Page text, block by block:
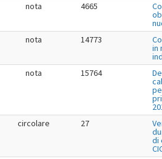
nota 4665
nota 14773
in
nota 15764
circolare 27
di